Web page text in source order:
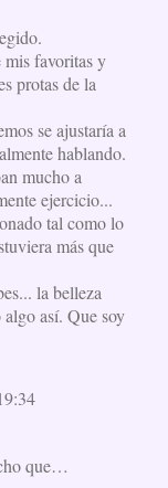
mis favoritas y
protas de la
se ajustaría a
hablando.
mucho a
ejercicio...
tal como lo
más que
la belleza
así. Que soy
que…